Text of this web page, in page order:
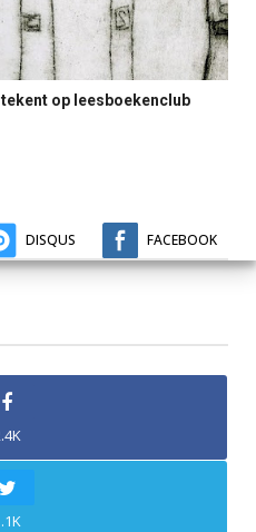
op leesboekenclub
DISQUS FACEBOOK